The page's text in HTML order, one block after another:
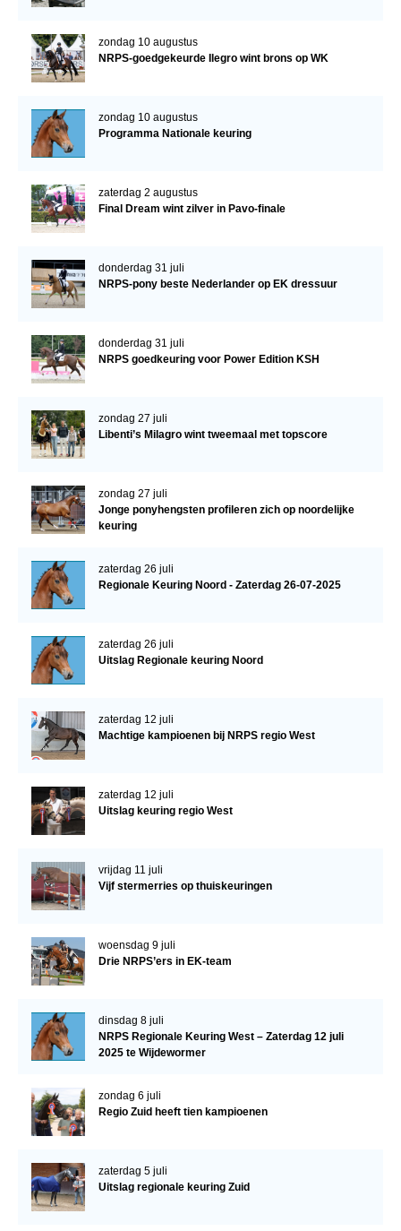
zondag 10 augustus
NRPS-goedgekeurde Ilegro wint brons op WK
zondag 10 augustus
Programma Nationale keuring
zaterdag 2 augustus
Final Dream wint zilver in Pavo-finale
donderdag 31 juli
NRPS-pony beste Nederlander op EK dressuur
donderdag 31 juli
NRPS goedkeuring voor Power Edition KSH
zondag 27 juli
Libenti’s Milagro wint tweemaal met topscore
zondag 27 juli
Jonge ponyhengsten profileren zich op noordelijke
keuring
zaterdag 26 juli
Regionale Keuring Noord - Zaterdag 26-07-2025
zaterdag 26 juli
Uitslag Regionale keuring Noord
zaterdag 12 juli
Machtige kampioenen bij NRPS regio West
zaterdag 12 juli
Uitslag keuring regio West
vrijdag 11 juli
Vijf stermerries op thuiskeuringen
woensdag 9 juli
Drie NRPS’ers in EK-team
dinsdag 8 juli
NRPS Regionale Keuring West – Zaterdag 12 juli
2025 te Wijdewormer
zondag 6 juli
Regio Zuid heeft tien kampioenen
zaterdag 5 juli
Uitslag regionale keuring Zuid